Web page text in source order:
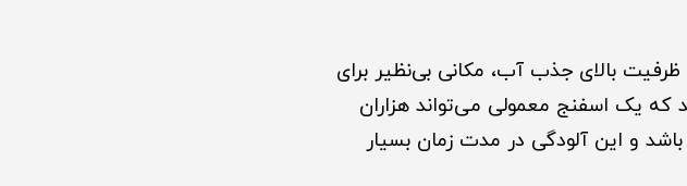
بالای جذب آب، مکانی بی‌نظیر برای
یک اسفنج معمولی می‌تواند هزاران
و این آلودگی در مدت زمان بسیار